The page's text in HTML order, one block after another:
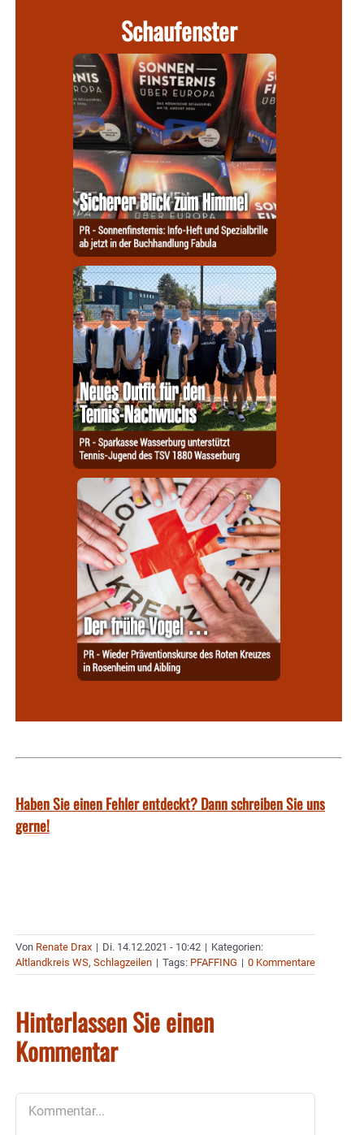
Schaufenster
Haben Sie einen Fehler entdeckt? Dann schreiben Sie uns
gerne!
Von Renate Drax | Di. 14.12.2021 - 10:42 | Kategorien:
Altlandkreis WS, Schlagzeilen | Tags: PFAFFING | 0 Kommentare
Hinterlassen Sie einen
Kommentar